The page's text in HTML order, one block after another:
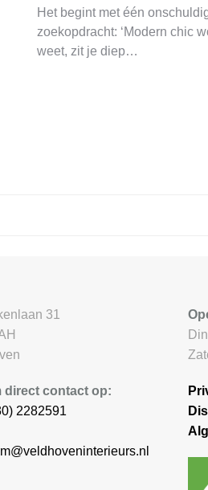
Het begint met één
zoekopdracht: ‘Modern chic
weet, zit je diep…
31
direct contact op:
2282591